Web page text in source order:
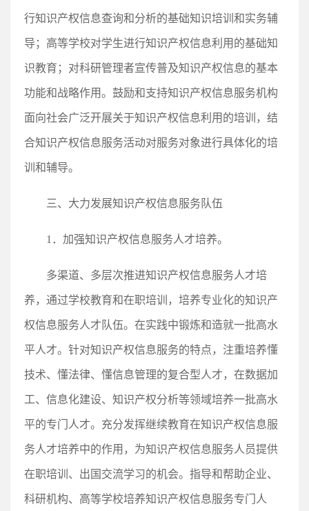
行知识产权信息查询和分析的基础知识培训和实务辅
导；高等学校对学生进行知识产权信息利用的基础知
识教育；对科研管理者宣传普及知识产权信息的基本
功能和战略作用。鼓励和支持知识产权信息服务机构
面向社会广泛开展关于知识产权信息利用的培训，结
合知识产权信息服务活动对服务对象进行具体化的培
训和辅导。
三、大力发展知识产权信息服务队伍
1．加强知识产权信息服务人才培养。
多渠道、多层次推进知识产权信息服务人才培
养，通过学校教育和在职培训，培养专业化的知识产
权信息服务人才队伍。在实践中锻炼和造就一批高水
平人才。针对知识产权信息服务的特点，注重培养懂
技术、懂法律、懂信息管理的复合型人才，在数据加
工、信息化建设、知识产权分析等领域培养一批高水
平的专门人才。充分发挥继续教育在知识产权信息服
务人才培养中的作用，为知识产权信息服务人员提供
在职培训、出国交流学习的机会。指导和帮助企业、
科研机构、高等学校培养知识产权信息服务专门人